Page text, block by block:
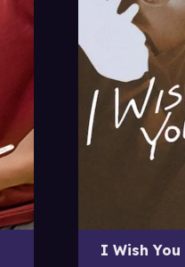
I Wish You